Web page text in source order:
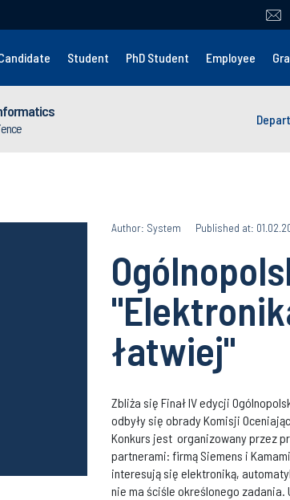
Student PhD Student Employee
Author: System Published at:
łatwiej"
Zbliża się Finał IV edycji
odbyły się obrady Komisji
Konkurs jest organizowany przez
partnerami: firmą Siemens i
interesują się elektroniką,
nie ma ściśle określonego